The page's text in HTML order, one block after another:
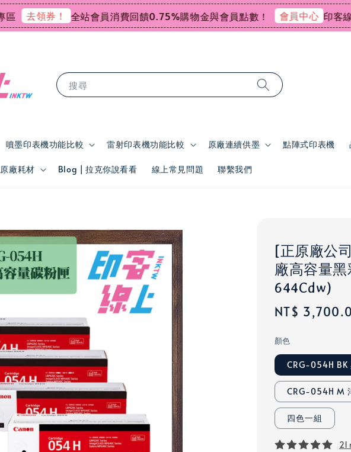
去領券！ 全站會員消費回饋0.75%購物金與會員點數！ 會員中心 印客線上
搜尋
噴墨印表機功能比較 雷射印表機功能比較 原廠連續供墨 點陣式印表機
原廠耗材 Blog | 拉克你說看看 線上常見問題 聯繫我們
[正原廠公
廠高容量
644Cdw)
Regular
NT$
顏色
CRG-054H BK
CRG-054H M
四色一組
21